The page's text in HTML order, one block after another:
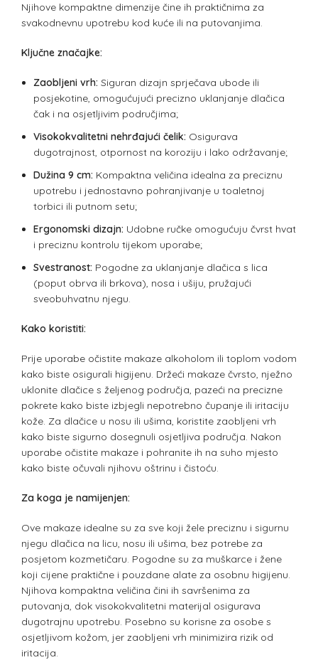
Njihove kompaktne dimenzije čine ih praktičnima za
svakodnevnu upotrebu kod kuće ili na putovanjima.
Ključne značajke:
Zaobljeni vrh: Siguran dizajn sprječava ubode ili
posjekotine, omogućujući precizno uklanjanje dlačica
čak i na osjetljivim područjima;
Visokokvalitetni nehrđajući čelik: Osigurava
dugotrajnost, otpornost na koroziju i lako održavanje;
Dužina 9 cm: Kompaktna veličina idealna za preciznu
upotrebu i jednostavno pohranjivanje u toaletnoj
torbici ili putnom setu;
Ergonomski dizajn: Udobne ručke omogućuju čvrst hvat
i preciznu kontrolu tijekom uporabe;
Svestranost: Pogodne za uklanjanje dlačica s lica
(poput obrva ili brkova), nosa i ušiju, pružajući
sveobuhvatnu njegu.
Kako koristiti:
Prije uporabe očistite makaze alkoholom ili toplom vodom
kako biste osigurali higijenu. Držeći makaze čvrsto, nježno
uklonite dlačice s željenog područja, pazeći na precizne
pokrete kako biste izbjegli nepotrebno čupanje ili iritaciju
kože. Za dlačice u nosu ili ušima, koristite zaobljeni vrh
kako biste sigurno dosegnuli osjetljiva područja. Nakon
uporabe očistite makaze i pohranite ih na suho mjesto
kako biste očuvali njihovu oštrinu i čistoću.
Za koga je namijenjen:
Ove makaze idealne su za sve koji žele preciznu i sigurnu
njegu dlačica na licu, nosu ili ušima, bez potrebe za
posjetom kozmetičaru. Pogodne su za muškarce i žene
koji cijene praktične i pouzdane alate za osobnu higijenu.
Njihova kompaktna veličina čini ih savršenima za
putovanja, dok visokokvalitetni materijal osigurava
dugotrajnu upotrebu. Posebno su korisne za osobe s
osjetljivom kožom, jer zaobljeni vrh minimizira rizik od
iritacija.